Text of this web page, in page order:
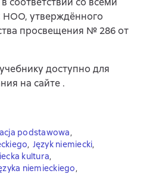
утверждённого
просвещения № 286 от
доступно для
на сайте .
podstawowa,
, Język niemiecki,
kultura,
niemieckiego,